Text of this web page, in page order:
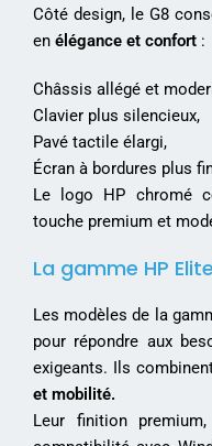
Côté design, le G8
en élégance et confort :
Châssis allégé et
Clavier plus silencieux,
Pavé tactile élargi,
Écran à bordures plus
Le logo HP chromé
touche premium et
La gamme HP
Les modèles de la
pour répondre aux
exigeants. Ils
et mobilité.
Leur finition